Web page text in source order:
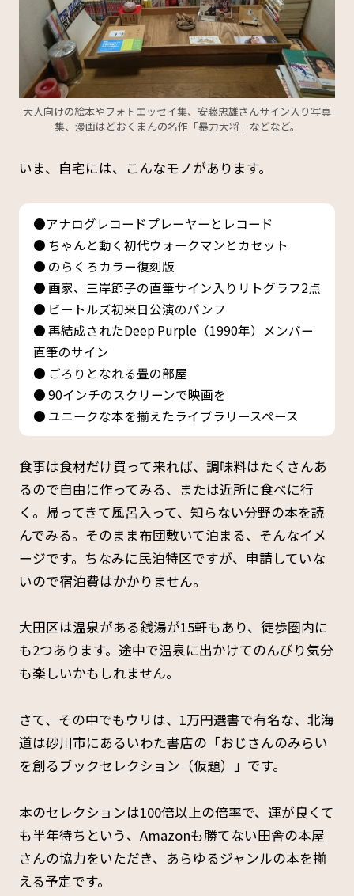
大人向けの絵本やフォトエッセイ集、安藤忠雄さんサイン入り写真
集、漫画はどおくまんの名作「暴力大将」などなど。
いま、自宅には、こんなモノがあります。
●アナログレコードプレーヤーとレコード
● ちゃんと動く初代ウォークマンとカセット
● のらくろカラー復刻版
● 画家、三岸節子の直筆サイン入りリトグラフ2点
● ビートルズ初来日公演のパンフ
● 再結成されたDeep Purple（1990年）メンバー
直筆のサイン
● ごろりとなれる畳の部屋
● 90インチのスクリーンで映画を
● ユニークな本を揃えたライブラリースペース
食事は食材だけ買って来れば、調味料はたくさんあ
るので自由に作ってみる、または近所に食べに行
く。帰ってきて風呂入って、知らない分野の本を読
んでみる。そのまま布団敷いて泊まる、そんなイメ
ージです。ちなみに民泊特区ですが、申請していな
いので宿泊費はかかりません。
大田区は温泉がある銭湯が15軒もあり、徒歩圏内に
も2つあります。途中で温泉に出かけてのんびり気分
も楽しいかもしれません。
さて、その中でもウリは、1万円選書で有名な、北海
道は砂川市にあるいわた書店の「おじさんのみらい
を創るブックセレクション（仮題）」です。
本のセレクションは100倍以上の倍率で、運が良くて
も半年待ちという、Amazonも勝てない田舎の本屋
さんの協力をいただき、あらゆるジャンルの本を揃
える予定です。